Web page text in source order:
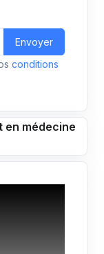
Envoyer
conditions
en médecine